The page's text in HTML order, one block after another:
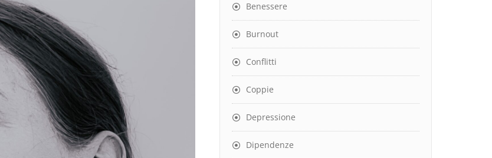
Benessere
Burnout
Conflitti
Coppie
Depressione
Dipendenze